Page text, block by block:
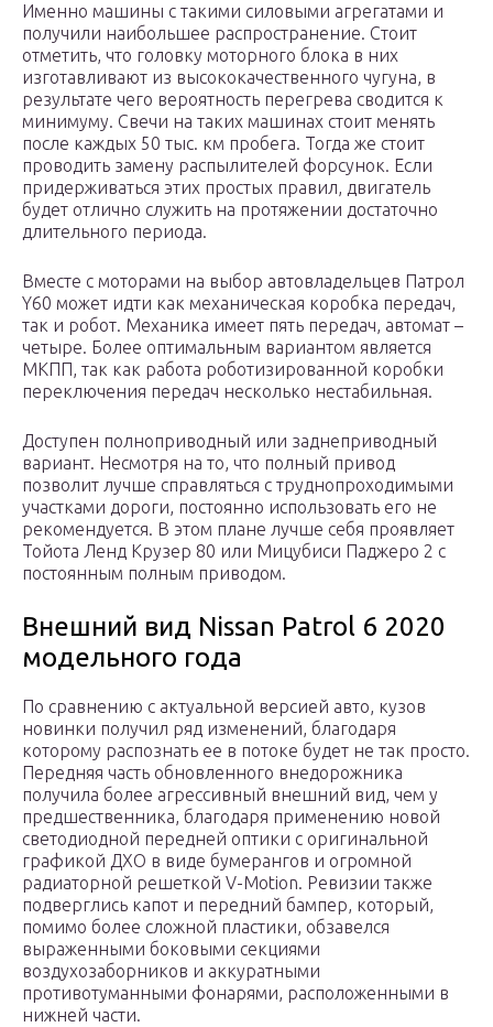
Именно машины с такими силовыми агрегатами и
получили наибольшее распространение. Стоит
отметить, что головку моторного блока в них
изготавливают из высококачественного чугуна, в
результате чего вероятность перегрева сводится к
минимуму. Свечи на таких машинах стоит менять
после каждых 50 тыс. км пробега. Тогда же стоит
проводить замену распылителей форсунок. Если
придерживаться этих простых правил, двигатель
будет отлично служить на протяжении достаточно
длительного периода.
Вместе с моторами на выбор автовладельцев Патрол
Y60 может идти как механическая коробка передач,
так и робот. Механика имеет пять передач, автомат –
четыре. Более оптимальным вариантом является
МКПП, так как работа роботизированной коробки
переключения передач несколько нестабильная.
Доступен полноприводный или заднеприводный
вариант. Несмотря на то, что полный привод
позволит лучше справляться с труднопроходимыми
участками дороги, постоянно использовать его не
рекомендуется. В этом плане лучше себя проявляет
Тойота Ленд Крузер 80 или Мицубиси Паджеро 2 с
постоянным полным приводом.
Внешний вид Nissan Patrol 6 2020
модельного года
По сравнению с актуальной версией авто, кузов
новинки получил ряд изменений, благодаря
которому распознать ее в потоке будет не так просто.
Передняя часть обновленного внедорожника
получила более агрессивный внешний вид, чем у
предшественника, благодаря применению новой
светодиодной передней оптики с оригинальной
графикой ДХО в виде бумерангов и огромной
радиаторной решеткой V-Motion. Ревизии также
подверглись капот и передний бампер, который,
помимо более сложной пластики, обзавелся
выраженными боковыми секциями
воздухозаборников и аккуратными
противотуманными фонарями, расположенными в
нижней части.